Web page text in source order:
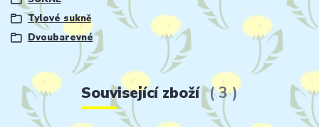
Tylové sukně
Dvoubarevné
Související zboží 3